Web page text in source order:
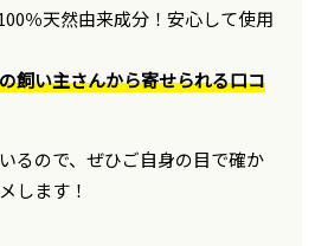
％天然由来成分！安心して使用
飼い主さんから寄せられる口コ
るので、ぜひご自身の目で確か
します！